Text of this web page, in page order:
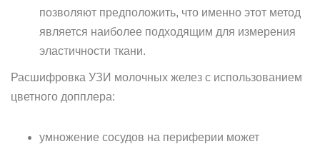
позволяют предположить, что именно этот метод
является наиболее подходящим для измерения
эластичности ткани.
Расшифровка УЗИ молочных желез с использованием
цветного допплера:
умножение сосудов на периферии может